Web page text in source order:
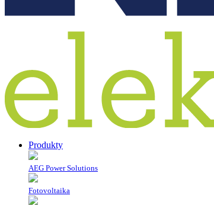
Produkty
AEG Power Solutions
Fotovoltaika